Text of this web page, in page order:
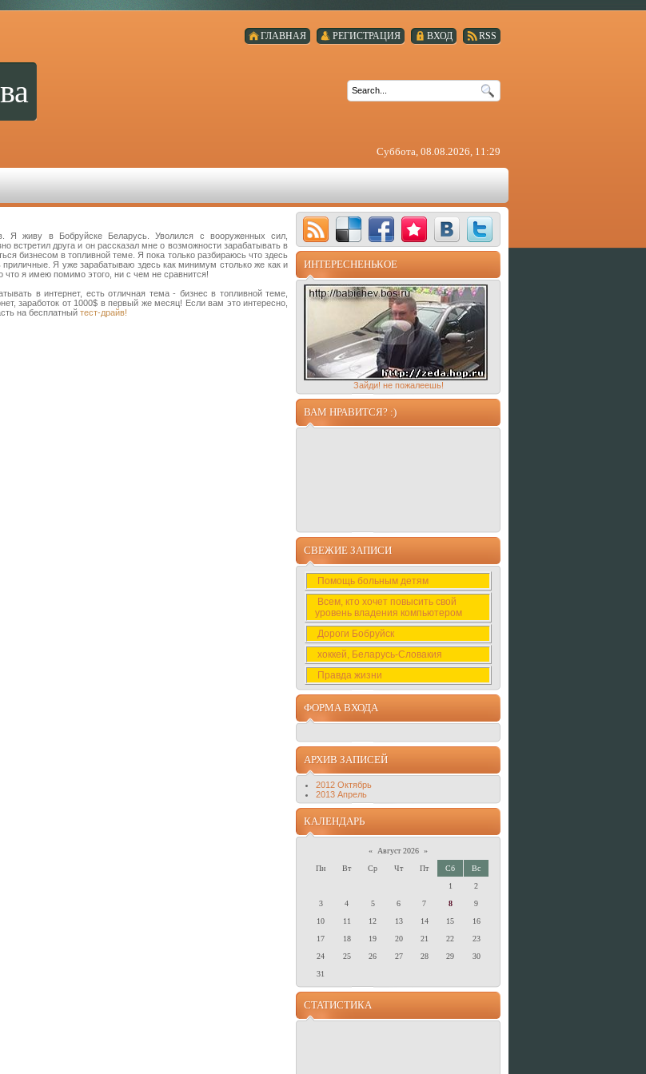
RSS
ВХОД
РЕГИСТРАЦИЯ
ГЛАВНАЯ
Суббота, 08.08.2026, 11:29
Я живу в Бобруйске Беларусь. Уволился с вооруженных сил,
встретил друга и он рассказал мне о возможности зарабатывать в
бизнесом в топливной теме. Я пока только разбираюсь что здесь
приличные. Я уже зарабатываю здесь как минимум столько же как и
что я имею помимо этого, ни с чем не сравнится!
в интернет, есть отличная тема - бизнес в топливной теме,
заработок от 1000$ в первый же месяц! Если вам это интересно,
на бесплатный тест-драйв!
ИНТЕРЕСНЕНЬКОЕ
Зайди! не пожалеешь!
ВАМ НРАВИТСЯ? :)
СВЕЖИЕ ЗАПИСИ
Помощь больным детям
Всем, кто хочет повысить свой
уровень владения компьютером
Дороги Бобруйск
хоккей, Беларусь-Словакия
Правда жизни
ФОРМА ВХОДА
АРХИВ ЗАПИСЕЙ
2012 Октябрь
2013 Апрель
КАЛЕНДАРЬ
« Август 2026 »
Пн
Вт Ср Чт Пт Сб
Вс
1
2
3
4 5 6 7 8
9
10
11 12 13 14 15
16
17
18 19 20 21 22
23
24
25 26 27 28 29
30
31
СТАТИСТИКА